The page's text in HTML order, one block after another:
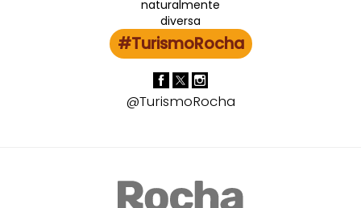
#TurismoRocha
@TurismoRocha